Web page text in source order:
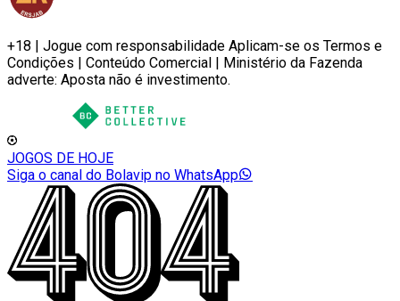
+18 | Jogue com responsabilidade Aplicam-se os Termos e
Condições | Conteúdo Comercial | Ministério da Fazenda
adverte: Aposta não é investimento.
JOGOS DE HOJE
Siga o canal do Bolavip no WhatsApp